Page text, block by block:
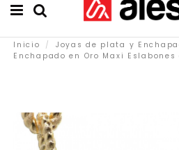
Inicio Joyas de plata y
Enchapado en Oro Maxi Eslabones